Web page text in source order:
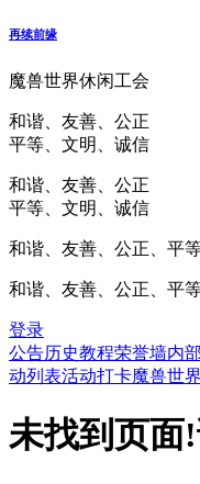
再续前缘
魔兽世界休闲工会
和谐、友善、公正
平等、文明、诚信
和谐、友善、公正
平等、文明、诚信
和谐、友善、公正、平
和谐、友善、公正、平
登录
公告历史教程荣誉墙内
动列表活动打卡魔兽世
未找到页面